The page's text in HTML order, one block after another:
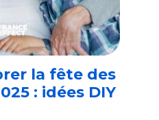
la fête des
: idées DIY